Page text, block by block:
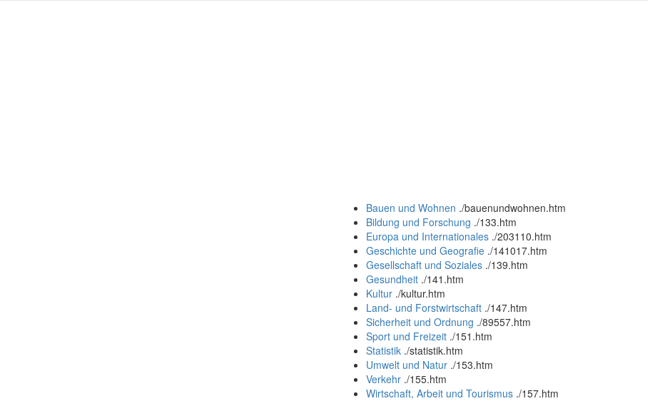
Bauen und Wohnen ./bauenundwohnen.htm
Bildung und Forschung ./133.htm
Europa und Internationales ./203110.htm
Geschichte und Geografie ./141017.htm
Gesellschaft und Soziales ./139.htm
Gesundheit ./141.htm
Kultur ./kultur.htm
Land- und Forstwirtschaft ./147.htm
Sicherheit und Ordnung ./89557.htm
Sport und Freizeit ./151.htm
Statistik ./statistik.htm
Umwelt und Natur ./153.htm
Verkehr ./155.htm
Wirtschaft, Arbeit und Tourismus ./157.htm